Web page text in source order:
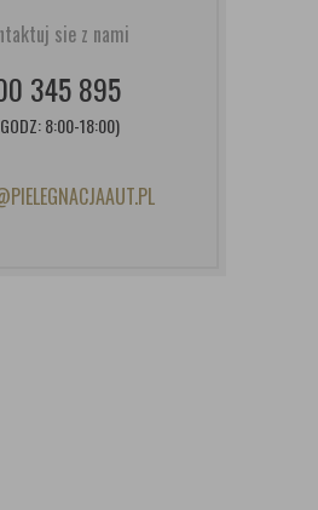
sie z nami
345 895
8:00-18:00)